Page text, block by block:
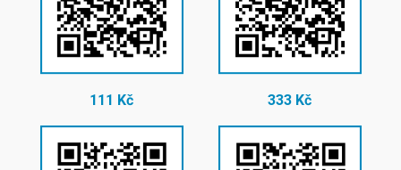
111 Kč 333 Kč